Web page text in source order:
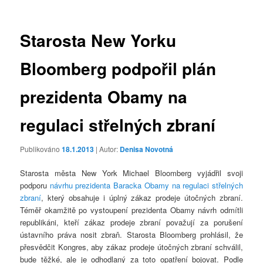
Starosta New Yorku
Bloomberg podpořil plán
prezidenta Obamy na
regulaci střelných zbraní
Publikováno18.1.2013 | Autor: Denisa Novotná
Starosta města New York Michael Bloomberg vyjádřil svoji
podporu návrhu prezidenta Baracka Obamy na regulaci střelných
zbraní, který obsahuje i úplný zákaz prodeje útočných zbraní.
Téměř okamžitě po vystoupení prezidenta Obamy návrh odmítli
republikáni, kteří zákaz prodeje zbraní považují za porušení
ústavního práva nosit zbraň. Starosta Bloomberg prohlásil, že
přesvědčit Kongres, aby zákaz prodeje útočných zbraní schválil,
bude těžké, ale je odhodlaný za toto opatření bojovat. Podle